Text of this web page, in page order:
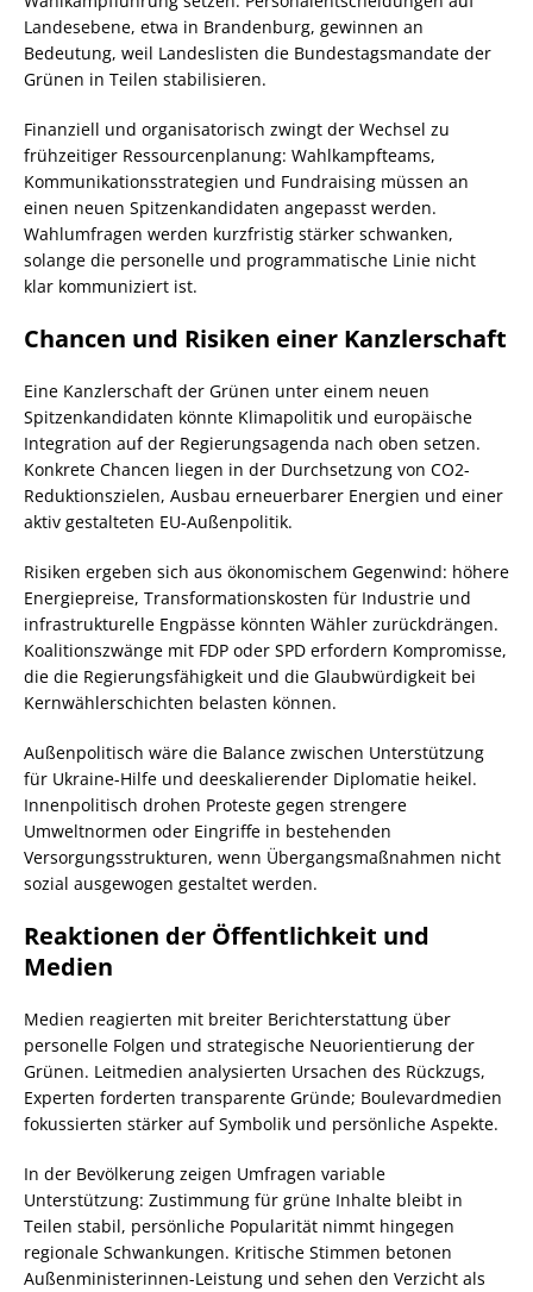
Landesebene, etwa in Brandenburg, gewinnen an
Bedeutung, weil Landeslisten die Bundestagsmandate der
Grünen in Teilen stabilisieren.
Finanziell und organisatorisch zwingt der Wechsel zu
frühzeitiger Ressourcenplanung: Wahlkampfteams,
Kommunikationsstrategien und Fundraising müssen an
einen neuen Spitzenkandidaten angepasst werden.
Wahlumfragen werden kurzfristig stärker schwanken,
solange die personelle und programmatische Linie nicht
klar kommuniziert ist.
Chancen und Risiken einer Kanzlerschaft
Eine Kanzlerschaft der Grünen unter einem neuen
Spitzenkandidaten könnte Klimapolitik und europäische
Integration auf der Regierungsagenda nach oben setzen.
Konkrete Chancen liegen in der Durchsetzung von CO2-
Reduktionszielen, Ausbau erneuerbarer Energien und einer
aktiv gestalteten EU-Außenpolitik.
Risiken ergeben sich aus ökonomischem Gegenwind: höhere
Energiepreise, Transformationskosten für Industrie und
infrastrukturelle Engpässe könnten Wähler zurückdrängen.
Koalitionszwänge mit FDP oder SPD erfordern Kompromisse,
die die Regierungsfähigkeit und die Glaubwürdigkeit bei
Kernwählerschichten belasten können.
Außenpolitisch wäre die Balance zwischen Unterstützung
für Ukraine-Hilfe und deeskalierender Diplomatie heikel.
Innenpolitisch drohen Proteste gegen strengere
Umweltnormen oder Eingriffe in bestehenden
Versorgungsstrukturen, wenn Übergangsmaßnahmen nicht
sozial ausgewogen gestaltet werden.
Reaktionen der Öffentlichkeit und
Medien
Medien reagierten mit breiter Berichterstattung über
personelle Folgen und strategische Neuorientierung der
Grünen. Leitmedien analysierten Ursachen des Rückzugs,
Experten forderten transparente Gründe; Boulevardmedien
fokussierten stärker auf Symbolik und persönliche Aspekte.
In der Bevölkerung zeigen Umfragen variable
Unterstützung: Zustimmung für grüne Inhalte bleibt in
Teilen stabil, persönliche Popularität nimmt hingegen
regionale Schwankungen. Kritische Stimmen betonen
Außenministerinnen-Leistung und sehen den Verzicht als